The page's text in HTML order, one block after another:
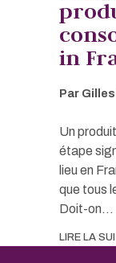
in
Par
Un
étape
lieu en
que tous
Doit-on...
LIRE LA